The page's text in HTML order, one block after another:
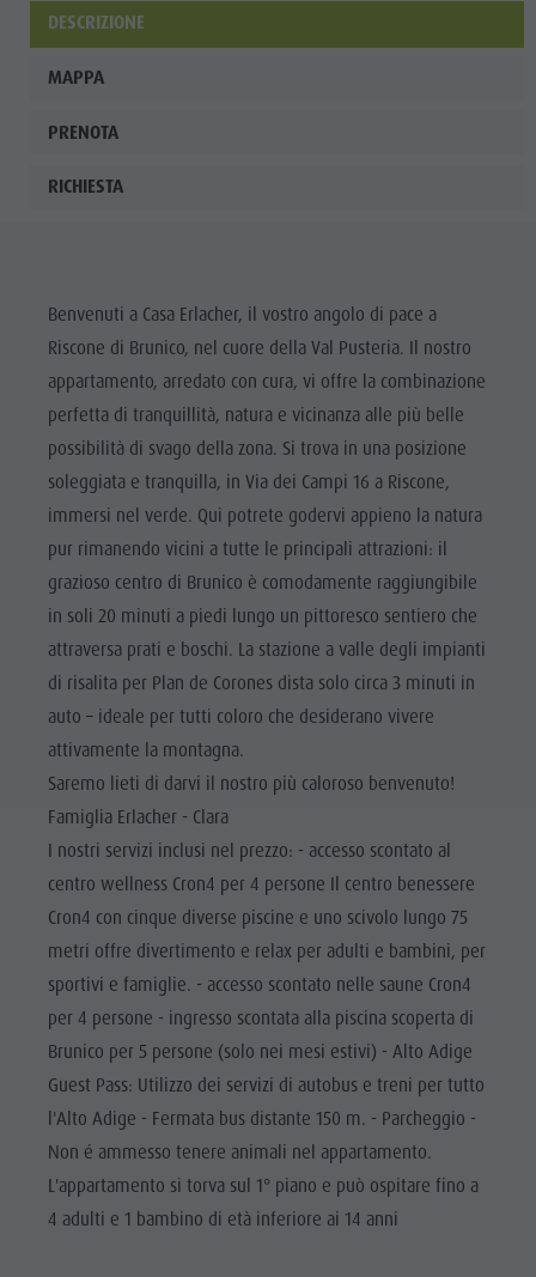
DESCRIZIONE
MAPPA
PRENOTA
RICHIESTA
Benvenuti a Casa Erlacher, il vostro angolo di pace a
Riscone di Brunico, nel cuore della Val Pusteria. Il nostro
appartamento, arredato con cura, vi offre la combinazione
perfetta di tranquillità, natura e vicinanza alle più belle
possibilità di svago della zona. Si trova in una posizione
soleggiata e tranquilla, in Via dei Campi 16 a Riscone,
immersi nel verde. Qui potrete godervi appieno la natura
pur rimanendo vicini a tutte le principali attrazioni: il
grazioso centro di Brunico è comodamente raggiungibile
in soli 20 minuti a piedi lungo un pittoresco sentiero che
attraversa prati e boschi. La stazione a valle degli impianti
di risalita per Plan de Corones dista solo circa 3 minuti in
auto – ideale per tutti coloro che desiderano vivere
attivamente la montagna.
Saremo lieti di darvi il nostro più caloroso benvenuto!
Famiglia Erlacher - Clara
I nostri servizi inclusi nel prezzo: - accesso scontato al
centro wellness Cron4 per 4 persone Il centro benessere
Cron4 con cinque diverse piscine e uno scivolo lungo 75
metri offre divertimento e relax per adulti e bambini, per
sportivi e famiglie. - accesso scontato nelle saune Cron4
per 4 persone - ingresso scontata alla piscina scoperta di
Brunico per 5 persone (solo nei mesi estivi) - Alto Adige
Guest Pass: Utilizzo dei servizi di autobus e treni per tutto
l'Alto Adige - Fermata bus distante 150 m. - Parcheggio -
Non é ammesso tenere animali nel appartamento.
L'appartamento si torva sul 1° piano e può ospitare fino a
4 adulti e 1 bambino di età inferiore ai 14 anni